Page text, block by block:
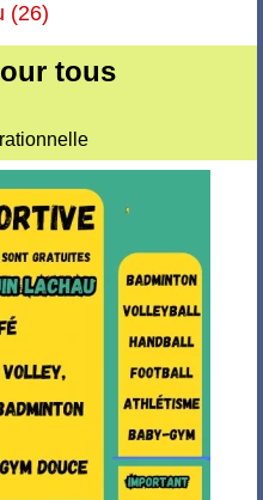
(26)
tous